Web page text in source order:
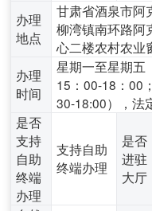
办理
地点
甘肃省酒泉市阿
柳湾镇南环路阿
心二楼农村农业
办理
时间
星期一至星期五
15：00-18：00
30-18:00），法
是否
支持
自助
终端
办理
支持自助
终端办理
是否
进驻
大厅